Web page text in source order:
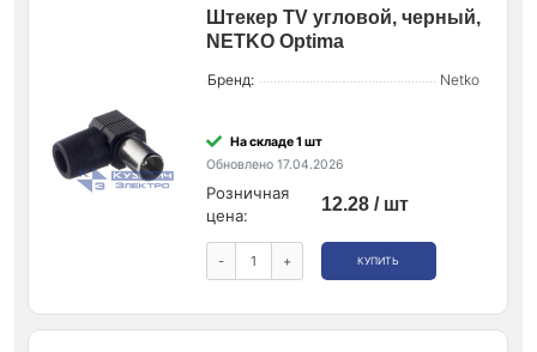
Штекер ТV угловой, черный,
NETKO Optima
Бренд: Netko
На складе 1 шт
Обновлено 17.04.2026
Розничная
цена:
12.28 / шт
- + КУПИТЬ